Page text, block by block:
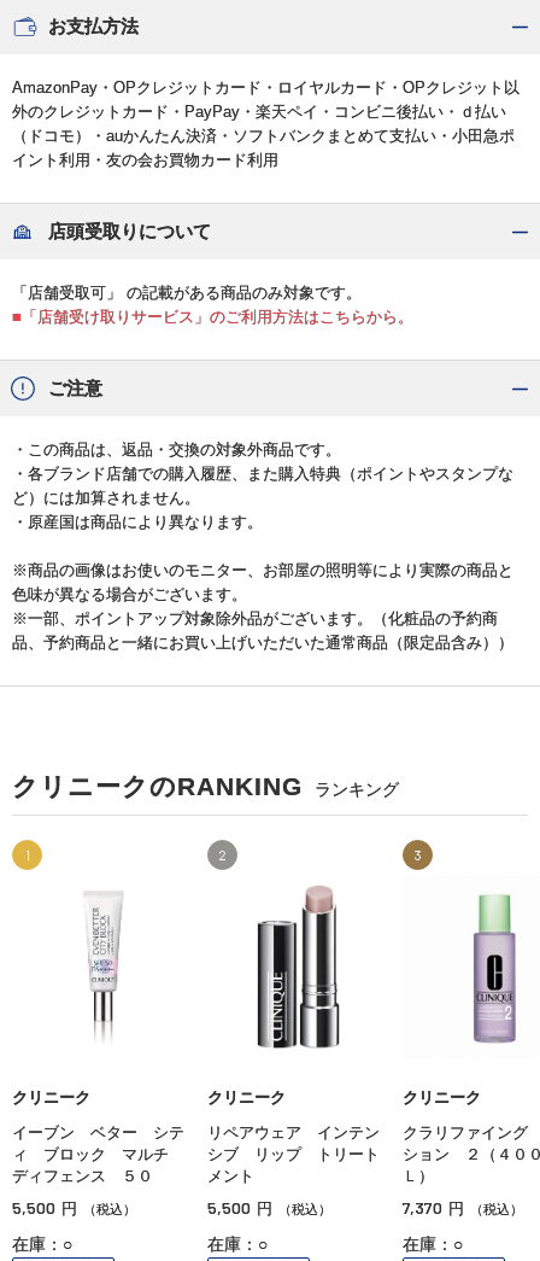
お支払方法
AmazonPay・OPクレジットカード・ロイヤルカード・OPクレジット以
外のクレジットカード・PayPay・楽天ペイ・コンビニ後払い・ｄ払い
（ドコモ）・auかんたん決済・ソフトバンクまとめて支払い・小田急ポ
イント利用・友の会お買物カード利用
店頭受取りについて
「店舗受取可」 の記載がある商品のみ対象です。
■「店舗受け取りサービス」のご利用方法はこちらから。
ご注意
・この商品は、返品・交換の対象外商品です。
・各ブランド店舗での購入履歴、また購入特典（ポイントやスタンプな
ど）には加算されません。
・原産国は商品により異なります。
※商品の画像はお使いのモニター、お部屋の照明等により実際の商品と
色味が異なる場合がございます。
※一部、ポイントアップ対象除外品がございます。（化粧品の予約商
品、予約商品と一緒にお買い上げいただいた通常商品（限定品含み））
クリニークのRANKING ランキング
1
クリニーク
イーブン ベター シテ
ィ ブロック マルチ
ディフェンス ５０
5,500 円 （税込）
在庫：○
2
クリニーク
リペアウェア インテン
シブ リップ トリート
メント
5,500 円 （税込）
在庫：○
3
クリニーク
クラリファイン
ション ２（４０
Ｌ）
7,370 円 （税込）
在庫：○